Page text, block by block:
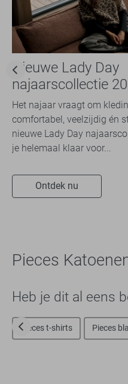
Nieuwe Lady Day
najaarscollectie
stijl en comfort in
travelkwaliteit
Het najaar vraagt om
comfortabel, veelzijdig én
nieuwe Lady Day
je helemaal klaar voor...
Ontdek nu
Pieces
Heb je dit al eens
Pieces t-shirts Pieces